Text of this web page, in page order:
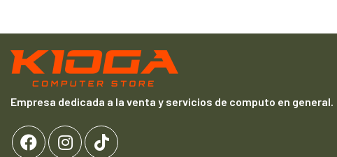
Empresa dedicada a la venta y servicios de computo en general.